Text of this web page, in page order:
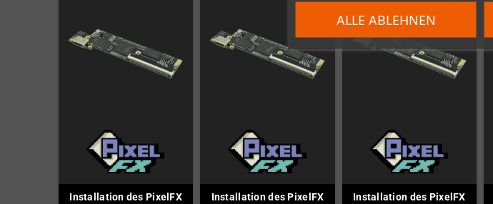
ALLE ABLEHNEN
Installation des PixelFX
Installation des PixelFX
Installation des PixelFX